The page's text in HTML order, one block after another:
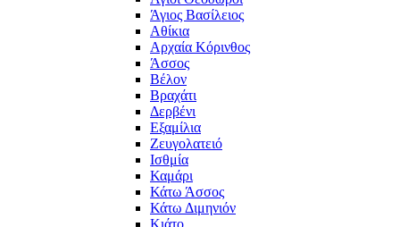
Άγιος Βασίλειος
Αθίκια
Αρχαία Κόρινθος
Άσσος
Βέλον
Βραχάτι
Δερβένι
Εξαμίλια
Ζευγολατειό
Ισθμία
Καμάρι
Κάτω Άσσος
Κάτω Διμηνιόν
Κιάτο